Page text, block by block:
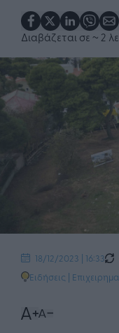
Διαβάζεται σε ~ 2
18/12/2023 | 16:33
Ειδήσεις |